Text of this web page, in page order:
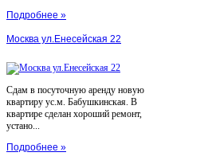
Подробнее »
Москва ул.Енесейская 22
Сдам в посуточную аренду новую
квартиру ус.м. Бабушкинская. В
квартире сделан хороший ремонт,
устано...
Подробнее »